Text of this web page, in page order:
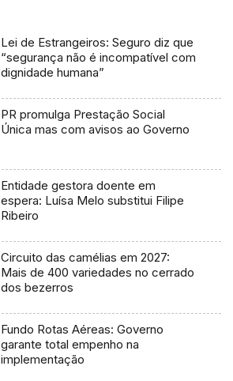
Lei de Estrangeiros: Seguro diz que
“segurança não é incompatível com
dignidade humana”
PR promulga Prestação Social
Única mas com avisos ao Governo
Entidade gestora doente em
espera: Luísa Melo substitui Filipe
Ribeiro
Circuito das camélias em 2027:
Mais de 400 variedades no cerrado
dos bezerros
Fundo Rotas Aéreas: Governo
garante total empenho na
implementação